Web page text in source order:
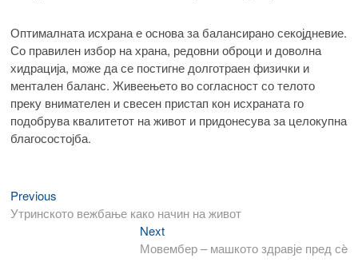
Оптималната исхрана е основа за балансирано секојдневие.
Со правилен избор на храна, редовни оброци и доволна
хидрација, може да се постигне долготраен физички и
ментален баланс. Живеењето во согласност со телото
преку внимателен и свесен пристап кон исхраната го
подобрува квалитетот на живот и придонесува за целокупна
благосостојба.
Навигација
на
Previous
post:
Утринското вежбање како начин на живот
NextNext
post:
Мовембер – машкото здравје пред сè